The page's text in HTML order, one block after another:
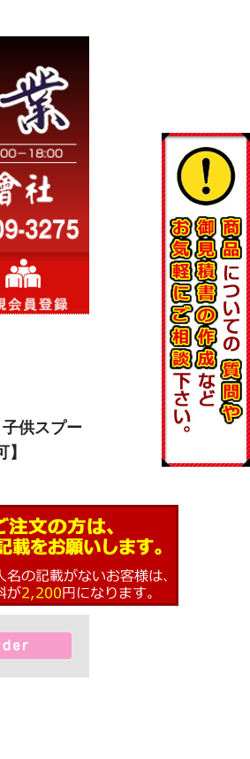
供スプー